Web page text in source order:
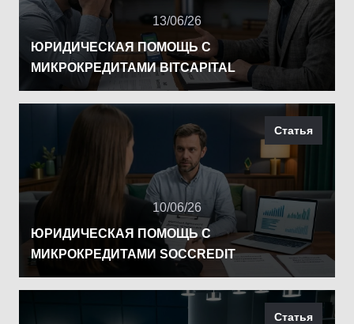
13/06/26
ЮРИДИЧЕСКАЯ ПОМОЩЬ С
МИКРОКРЕДИТАМИ BITCAPITAL
Статья
10/06/26
ЮРИДИЧЕСКАЯ ПОМОЩЬ С
МИКРОКРЕДИТАМИ SOCCREDIT
Статья